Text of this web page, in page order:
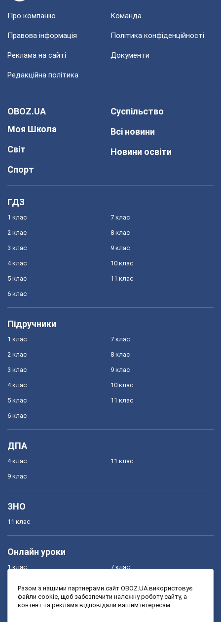
Про компанію Команда
Правова інформація Політика конфіденційності
Реклама на сайті Документи
Редакційна політика
OBOZ.UA
Моя Школа
Світ
Спорт
Суспільство
Всі новини
Новини освіти
ГДЗ
1 клас
2 клас
3 клас
4 клас
5 клас
6 клас
7 клас
8 клас
9 клас
10 клас
11 клас
Підручники
1 клас
2 клас
3 клас
4 клас
5 клас
6 клас
7 клас
8 клас
9 клас
10 клас
11 клас
ДПА
4 клас
9 клас
11 клас
ЗНО
11 клас
Онлайн уроки
1 клас
3 клас
7 клас
9 клас
Разом з нашими партнерами сайт OBOZ.UA використовує
файли cookie, щоб забезпечити належну роботу сайту, а
контент та реклама відповідали вашим інтересам.